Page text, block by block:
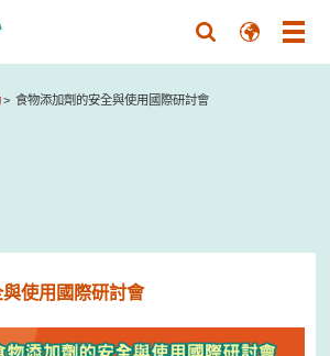
食物添加劑的安全與使用國際研討會
使用國際研討會